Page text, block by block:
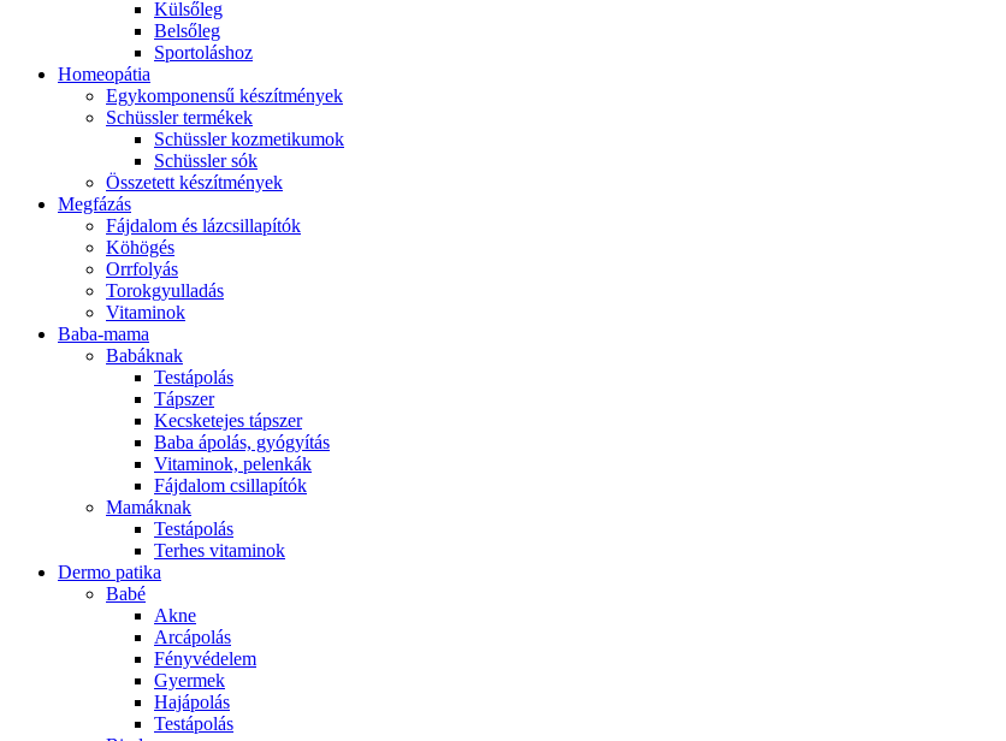
Külsőleg
Belsőleg
Sportoláshoz
Homeopátia
Egykomponensű készítmények
Schüssler termékek
Schüssler kozmetikumok
Schüssler sók
Összetett készítmények
Megfázás
Fájdalom és lázcsillapítók
Köhögés
Orrfolyás
Torokgyulladás
Vitaminok
Baba-mama
Babáknak
Testápolás
Tápszer
Kecsketejes tápszer
Baba ápolás, gyógyítás
Vitaminok, pelenkák
Fájdalom csillapítók
Mamáknak
Testápolás
Terhes vitaminok
Dermo patika
Babé
Akne
Arcápolás
Fényvédelem
Gyermek
Hajápolás
Testápolás